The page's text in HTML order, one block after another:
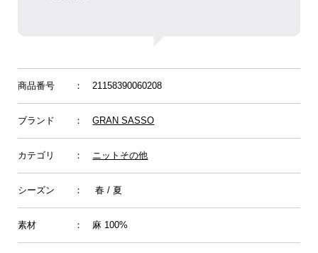
商品番号 ： 21158390060208
ブランド ：GRAN SASSO
カテゴリ ： ニットその他
シーズン ： 春 / 夏
素材 ： 麻 100%